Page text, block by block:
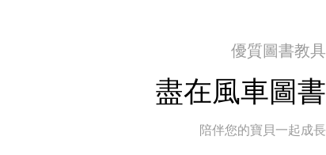
優質圖書教具
盡在風車圖書
陪伴您的寶貝一起成長